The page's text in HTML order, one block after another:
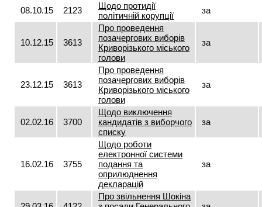
08.10.15 2123
Щодо протидії
політичній корупції
за
10.12.15 3613
Про проведення
позачергових виборів
Криворізького міського
голови
за
23.12.15 3613
Про проведення
позачергових виборів
Криворізького міського
голови
за
02.02.16 3700
Щодо виключення
кандидатів з виборчого
списку
за
16.02.16 3755
Щодо роботи
електронної системи
подання та
оприлюднення
декларацій
за
Про звільнення Шокіна